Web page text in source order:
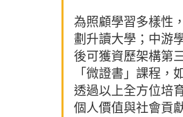
為照顧學習多樣性
劃升讀大學；中游
後可獲資歷架構第
「微證書」課程
透過以上全方位培
個人價值與社會貢